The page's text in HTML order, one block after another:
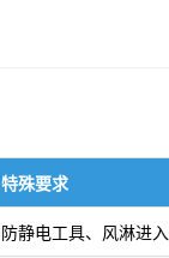
特殊要求
防静电工具、风淋进入